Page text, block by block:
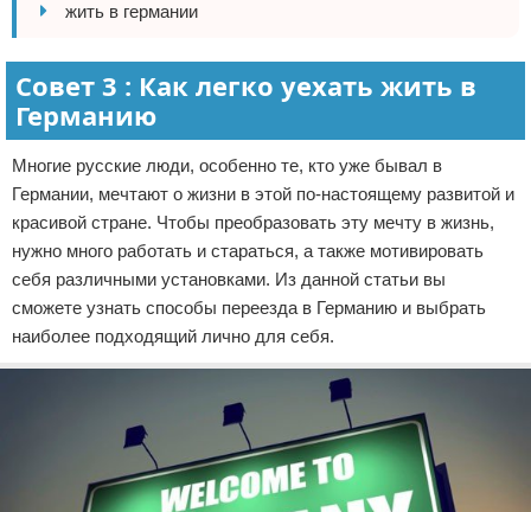
жить в германии
Совет 3 : Как легко уехать жить в
Германию
Многие русские люди, особенно те, кто уже бывал в
Германии, мечтают о жизни в этой по-настоящему развитой и
красивой стране. Чтобы преобразовать эту мечту в жизнь,
нужно много работать и стараться, а также мотивировать
себя различными установками. Из данной статьи вы
сможете узнать способы переезда в Германию и выбрать
наиболее подходящий лично для себя.